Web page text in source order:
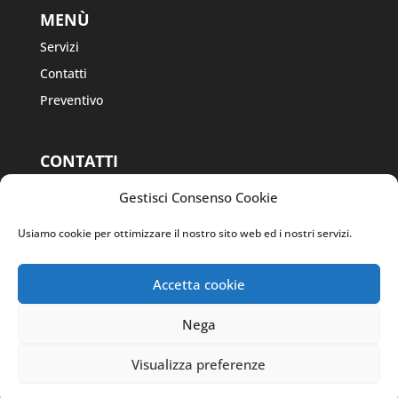
Gestisci Consenso Cookie
Usiamo cookie per ottimizzare il nostro sito web ed i nostri servizi.
Accetta cookie
Nega
Visualizza preferenze
MENÙ
Servizi
Contatti
Preventivo
CONTATTI
Cav., 38, 24054
Calcio BG
Tel. 335 7070561